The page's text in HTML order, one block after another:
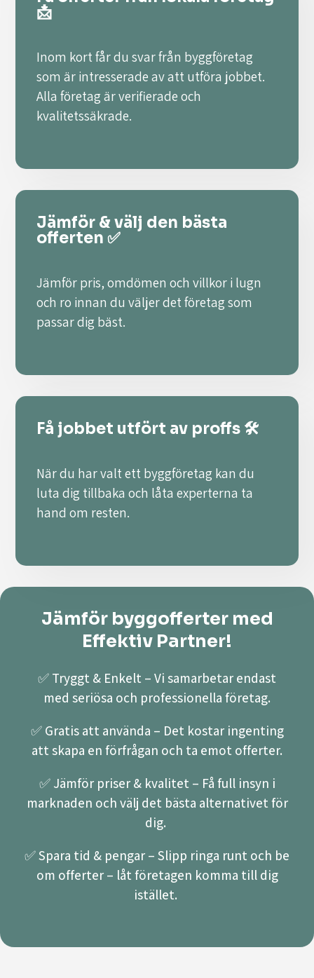
📩
Inom kort får du svar från byggföretag
som är intresserade av att utföra jobbet.
Alla företag är verifierade och
kvalitetssäkrade.
Jämför & välj den bästa
offerten ✅
Jämför pris, omdömen och villkor i lugn
och ro innan du väljer det företag som
passar dig bäst.
Få jobbet utfört av proffs 🛠️
När du har valt ett byggföretag kan du
luta dig tillbaka och låta experterna ta
hand om resten.
Jämför byggofferter med
Effektiv Partner!
✅ Tryggt & Enkelt – Vi samarbetar endast
med seriösa och professionella företag.
✅ Gratis att använda – Det kostar ingenting
att skapa en förfrågan och ta emot offerter.
✅ Jämför priser & kvalitet – Få full insyn i
marknaden och välj det bästa alternativet för
dig.
✅ Spara tid & pengar – Slipp ringa runt och be
om offerter – låt företagen komma till dig
istället.